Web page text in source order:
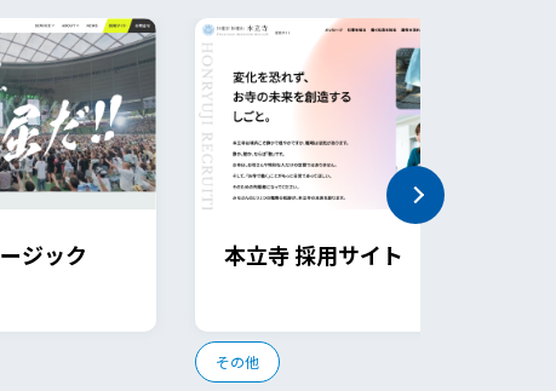
ジック 本立寺 採用サイト
その他